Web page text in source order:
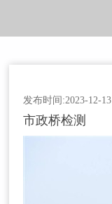
发布时间:2023-12-13
市政桥检测